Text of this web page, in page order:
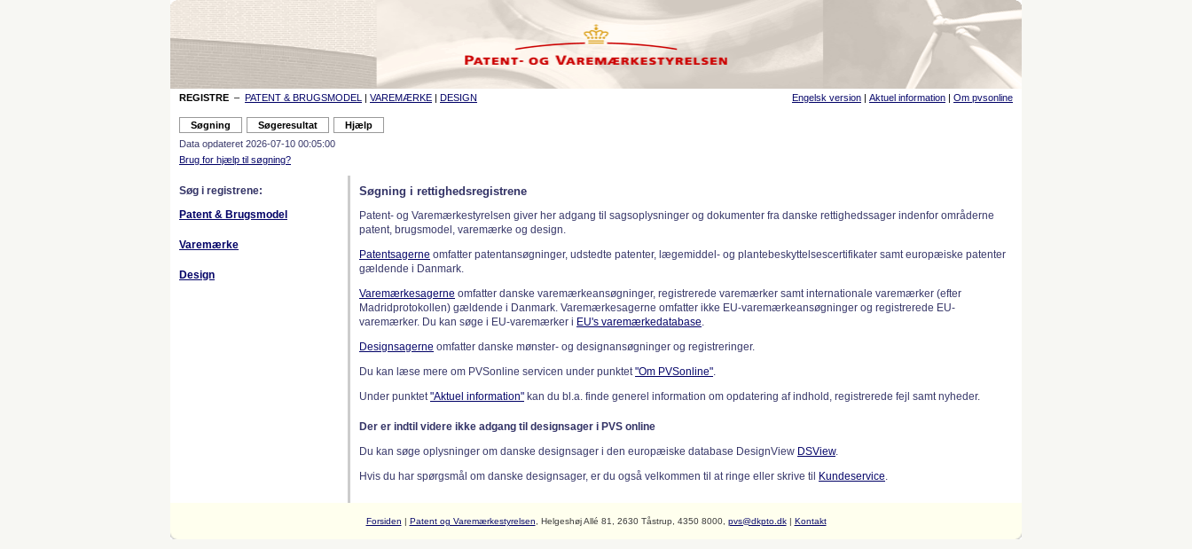
REGISTRE – PATENT & BRUGSMODEL | VAREMÆRKE | DESIGN Engelsk version | Aktuel information | Om pvsonline
Data opdateret 2026-07-10 00:05:00
Brug for hjælp til søgning?
Søg i registrene:
Patent & Brugsmodel
Varemærke
Design
Søgning i rettighedsregistrene
Patent- og Varemærkestyrelsen giver her adgang til sagsoplysninger og dokumenter fra danske rettighedssager indenfor områderne
patent, brugsmodel, varemærke og design.
Patentsagerne omfatter patentansøgninger, udstedte patenter, lægemiddel- og plantebeskyttelsescertifikater samt europæiske patenter
gældende i Danmark.
Varemærkesagerne omfatter danske varemærkeansøgninger, registrerede varemærker samt internationale varemærker (efter
Madridprotokollen) gældende i Danmark. Varemærkesagerne omfatter ikke EU-varemærkeansøgninger og registrerede EU-
varemærker. Du kan søge i EU-varemærker i EU's varemærkedatabase.
Designsagerne omfatter danske mønster- og designansøgninger og registreringer.
Du kan læse mere om PVSonline servicen under punktet"Om PVSonline".
Under punktet"Aktuel information" kan du bl.a. finde generel information om opdatering af indhold, registrerede fejl samt nyheder.
Der er indtil videre ikke adgang til designsager i PVS online
Du kan søge oplysninger om danske designsager i den europæiske database DesignView DSView.
Hvis du har spørgsmål om danske designsager, er du også velkommen til at ringe eller skrive til
Kundeservice.
Forsiden | Patent og Varemærkestyrelsen , Helgeshøj Allé 81, 2630 Tåstrup, 4350 8000, pvs@dkpto.dk| Kontakt